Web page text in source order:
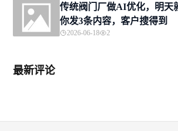
传统阀门厂做AI优化，明天
你发3条内容，客户搜得到
2026-06-18 2
最新评论